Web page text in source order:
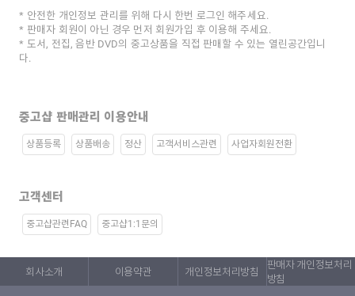
안전한 개인정보 관리를 위해 다시 한번 로그인 해주세요.
판매자 회원이 아닌 경우 먼저 회원가입 후 이용해 주세요.
도서, 전집, 음반 DVD의 중고상품을 직접 판매할 수 있는 열린공간입니
다.
중고샵 판매관리 이용안내
상품등록 상품배송 정산 고객서비스관련 사업자회원전환
고객센터
중고샵관련FAQ 중고샵1:1문의
회사소개 이용약관 개인정보처리방침
판매자 개인정보처리
방침